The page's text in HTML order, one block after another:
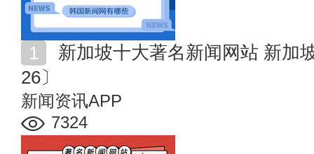
26〕
新闻资讯APP
7324